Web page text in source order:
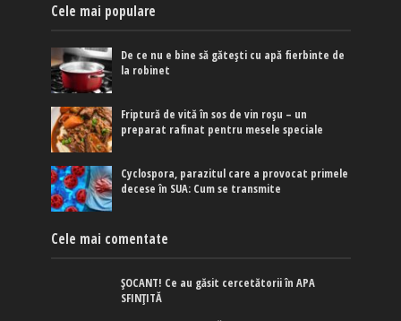
Cele mai populare
De ce nu e bine să gătești cu apă fierbinte de
la robinet
Friptură de vită în sos de vin roșu – un
preparat rafinat pentru mesele speciale
Cyclospora, parazitul care a provocat primele
decese în SUA: Cum se transmite
Cele mai comentate
ȘOCANT! Ce au găsit cercetătorii în APA
SFINȚITĂ